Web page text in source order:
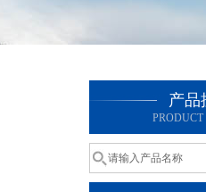
产品
PRODUCT